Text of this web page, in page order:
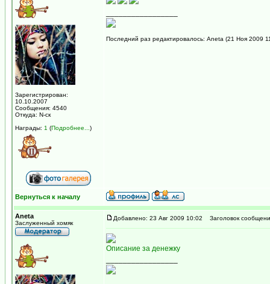
Зарегистрирован:
10.10.2007
Сообщения: 4540
Откуда: N-ск
Награды: 1 (Подробнее... )
Последний раз редактировалось: Aneta (21 Ноя 2009
Вернуться к началу
Aneta
Заслуженный хомяк
Добавлено: 23 Авг 2009 10:02 Заголовок
Описание за денежку